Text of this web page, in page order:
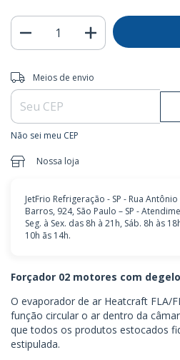
Entregas para o CEP:
Meios de envio
Não sei meu CEP
Nossa loja
JetFrio Refrigeração - SP - Rua
Barros, 924, São Paulo – SP -
Seg. à Sex. das 8h à 21h, Sáb. 8h às
10h ãs 14h.
Forçador 02 motores com
O evaporador de ar Heatcraft FLA/
função circular o ar dentro da
que todos os produtos estocados
estipulada.